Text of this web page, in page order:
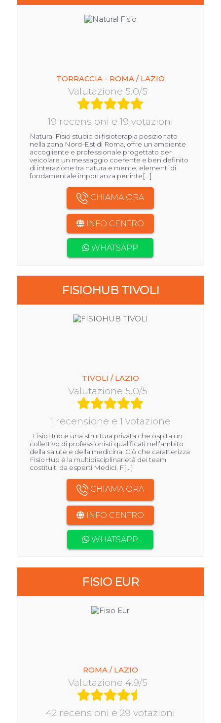
TORRACCIA - ROMA / LAZIO
Valutazione 5.0/5
19 recensioni e 19 votazioni
Natural Fisio studio di fisioterapia posizionato
nella zona Nord-Est di Roma, offre un ambiente
accogliente e professionale progettato per
veicolare un messaggio coerente e ben definito
di interazione tra natura e mente, elementi di
fondamentale importanza per inte[...]
CHIAMA ORA
INFO CENTRO
WHATSAPP
FISIOHUB TIVOLI
TIVOLI / LAZIO
Valutazione 5.0/5
1 recensione e 1 votazione
FisioHub è una struttura privata che ospita un
collettivo di professionisti qualificati nell’ambito
della salute e della medicina. Ciò che caratterizza
FisioHub è la multidisciplinarietà dei team
costituiti da esperti Medici, F[...]
CHIAMA ORA
INFO CENTRO
WHATSAPP
FISIO EUR
ROMA / LAZIO
Valutazione 4.9/5
42 recensioni e 29 votazioni